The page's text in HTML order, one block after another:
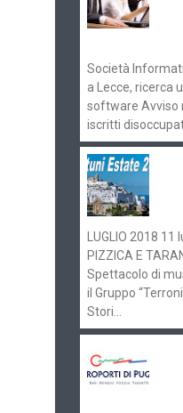
Società
a Lecce, ricerca
software Avviso
iscritti
LUGLIO 2018 11
PIZZICA E
Spettacolo di
il Gruppo
Stori...